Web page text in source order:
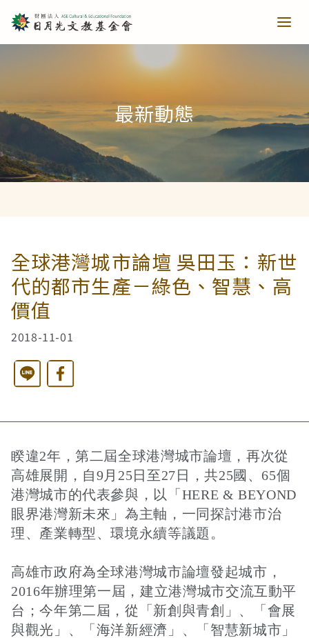
青少培育
助力培育
樂讀種書
教育推廣
當主播遇上古人第一季
西洋藝術奇幻之旅第一季
藝文扎根
藝文散策
樂齡樂學
公共建設
港灣建設
火力電能
水力電能
公共給水
關於我們
捐助章程
成果年報
工作報告及財務報表
文章搜尋
最新動態
全球港灣城市論壇 吳田玉：新世
代的都市生產－綠色、智慧、高
價值
2018-11-01
Line
睽違2年，第二屆全球港灣城市論壇，再次從
高雄展開，自9月25日至27日，共25國、65個
港灣城市的代表參與，以「HERE & BEYOND
眼界港灣新未來」為主軸，一同探討港市治
理、產業轉型、環境永續等議題。
高雄市政府為全球港灣城市論壇發起城市，
2016年辦理第一屆，建立港灣城市交流互動平
台；今年第二屆，從「新創與青創」、「會展
與觀光」、「海洋新經濟」、「智慧新城市」